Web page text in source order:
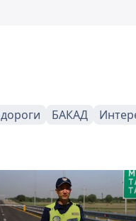
БАКАД